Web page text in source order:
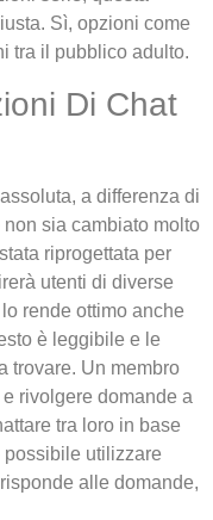
Sì, opzioni come
tra il pubblico adulto.
Di Chat
a differenza di
sia cambiato molto
riprogettata per
utenti di diverse
rende ottimo anche
è leggibile e le
trovare. Un membro
rivolgere domande a
tra loro in base
utilizzare
alle domande,